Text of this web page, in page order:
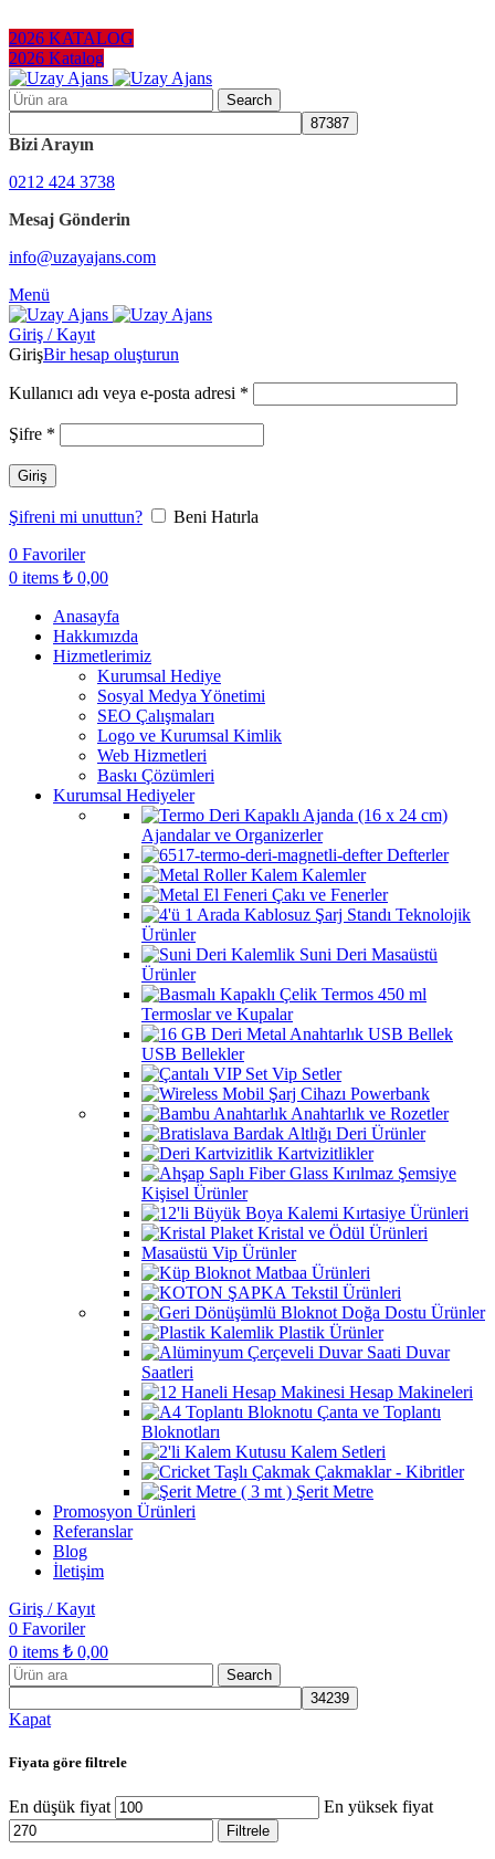
2026 KATALOG
2026 Katalog
Search
Bizi Arayın
0212 424 3738
Mesaj Gönderin
info@uzayajans.com
Menü
Giriş / Kayıt
GirişBir hesap oluşturun
Kullanıcı adı veya e-posta adresi *
Şifre *
Giriş
Şifreni mi unuttun?
Beni Hatırla
0 Favoriler
0 items ₺ 0,00
Anasayfa
Hakkımızda
Hizmetlerimiz
Kurumsal Hediye
Sosyal Medya Yönetimi
SEO Çalışmaları
Logo ve Kurumsal Kimlik
Web Hizmetleri
Baskı Çözümleri
Kurumsal Hediyeler
Ajandalar ve Organizerler
Defterler
Kalemler
Çakı ve Fenerler
Teknolojik
Ürünler
Suni Deri Masaüstü
Ürünler
Termoslar ve Kupalar
USB Bellekler
Vip Setler
Powerbank
Anahtarlık ve Rozetler
Deri Ürünler
Kartvizitlikler
Kişisel Ürünler
Kırtasiye Ürünleri
Kristal ve Ödül Ürünleri
Masaüstü Vip Ürünler
Matbaa Ürünleri
Tekstil Ürünleri
Doğa Dostu Ürünler
Plastik Ürünler
Duvar
Saatleri
Hesap Makineleri
Çanta ve Toplantı
Bloknotları
Kalem Setleri
Çakmaklar - Kibritler
Şerit Metre
Promosyon Ürünleri
Referanslar
Blog
İletişim
Giriş / Kayıt
0 Favoriler
0 items ₺ 0,00
Search
Kapat
Fiyata göre filtrele
En düşük fiyat En yüksek fiyat
Filtrele